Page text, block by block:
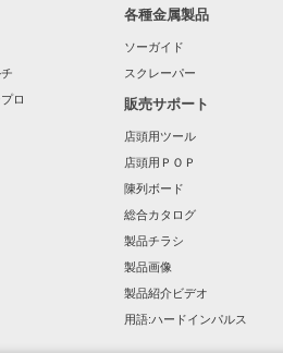
ロ
各種金属製品
ソーガイド
スクレーパー
販売サポート
店頭用ツール
店頭用ＰＯＰ
陳列ボード
総合カタログ
製品チラシ
製品画像
製品紹介ビデオ
用語:ハードインパルス